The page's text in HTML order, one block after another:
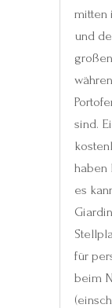
mitten
und
sind.
haben
es
für
beim